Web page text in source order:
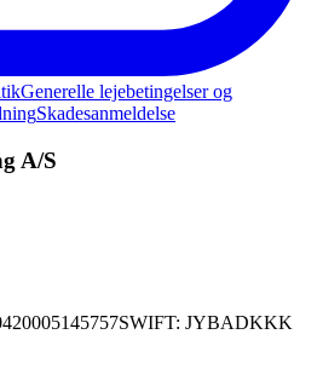
Generelle lejebetingelser og
Skadesanmeldelse
A/S
SWIFT: JYBADKKK